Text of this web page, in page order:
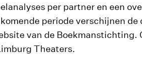
per partner en een
periode verschijnen
van de Boekmanstichting.
Theaters.